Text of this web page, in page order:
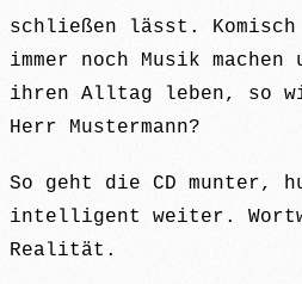
schließen lässt. Komisch
immer noch Musik
ihren Alltag leben, so
Herr Mustermann?
So geht die CD munter,
intelligent weiter.
Realität.